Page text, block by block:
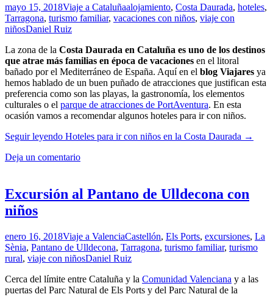
mayo 15, 2018Viaje a Cataluñaalojamiento, Costa Daurada, hoteles,
Tarragona, turismo familiar, vacaciones con niños, viaje con
niñosDaniel Ruiz
La zona de la Costa Daurada en Cataluña es uno de los destinos
que atrae más familias en época de vacaciones en el litoral
bañado por el Mediterráneo de España. Aquí en el blog Viajares ya
hemos hablado de un buen puñado de atracciones que justifican esta
preferencia como son las playas, la gastronomía, los elementos
culturales o el parque de atracciones de PortAventura. En esta
ocasión vamos a recomendar algunos hoteles para ir con niños.
Seguir leyendo Hoteles para ir con niños en la Costa Daurada →
Deja un comentario
Excursión al Pantano de Ulldecona con
niños
enero 16, 2018Viaje a ValenciaCastellón, Els Ports, excursiones, La
Sènia, Pantano de Ulldecona, Tarragona, turismo familiar, turismo
rural, viaje con niñosDaniel Ruiz
Cerca del límite entre Cataluña y la Comunidad Valenciana y a las
puertas del Parc Natural de Els Ports y del Parc Natural de la